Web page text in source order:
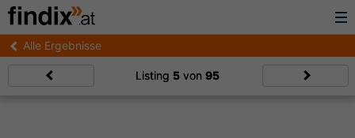
Alle Ergebnisse
Listing 5 von 95